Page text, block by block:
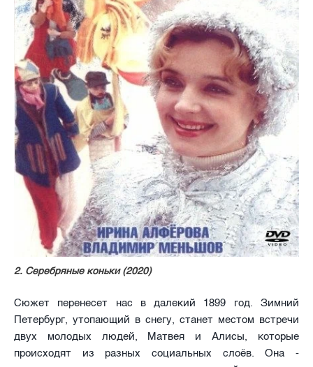
2. Серебряные коньки (2020)
Сюжет перенесет нас в далекий 1899 год. Зимний
Петербург, утопающий в снегу, станет местом встречи
двух молодых людей, Матвея и Алисы, которые
происходят из разных социальных слоёв. Она -